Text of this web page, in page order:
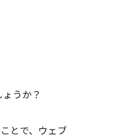
うか？
とで、ウェブ